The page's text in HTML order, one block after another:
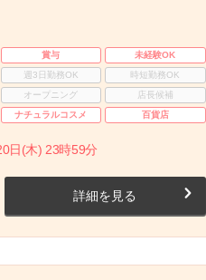
賞与
未経験OK
週3日勤務OK
時短勤務OK
オープニング
店長候補
ナチュラルコスメ 百貨店
日(木) 23時59分
詳細を見る